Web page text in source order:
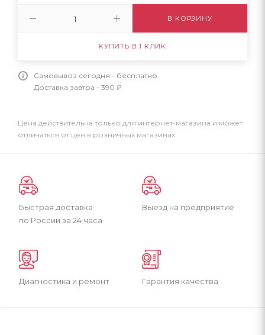
В КОРЗИНУ
КУПИТЬ В 1 КЛИК
Самовывоз сегодня - бесплатно
Доставка завтра - 390 ₽
Цена действительна только для интернет-магазина и может
отличаться от цен в розничных магазинах
Быстрая доставка
по России за 24 часа
Выезд на предприятие
Диагностика и ремонт Гарантия качества